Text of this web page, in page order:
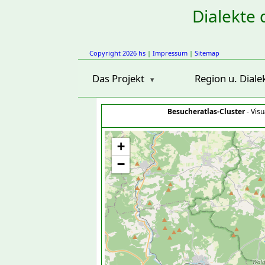
Dialekte
Copyright 2026 hs | Impressum | Sitemap
Das Projekt Region u.
Besucheratlas-Cluster-
+
−